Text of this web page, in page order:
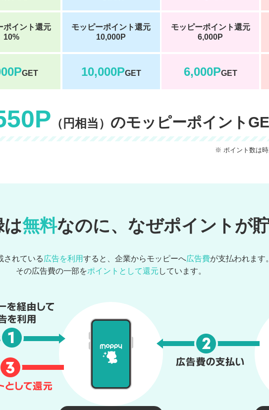
ポイント還元
10%
GET
モッピーポイント還元
10,000P
10,000PGET
モッピーポイント還元
6,000P
6,000PGET
（円相当） のモッピーポイント
※ ポイント数は時
無料なのに、なぜポイントが
されている 広告を利用すると、企業からモッピーへ広告費が支払われます。
その広告費の一部をポイントとして還元 しています。